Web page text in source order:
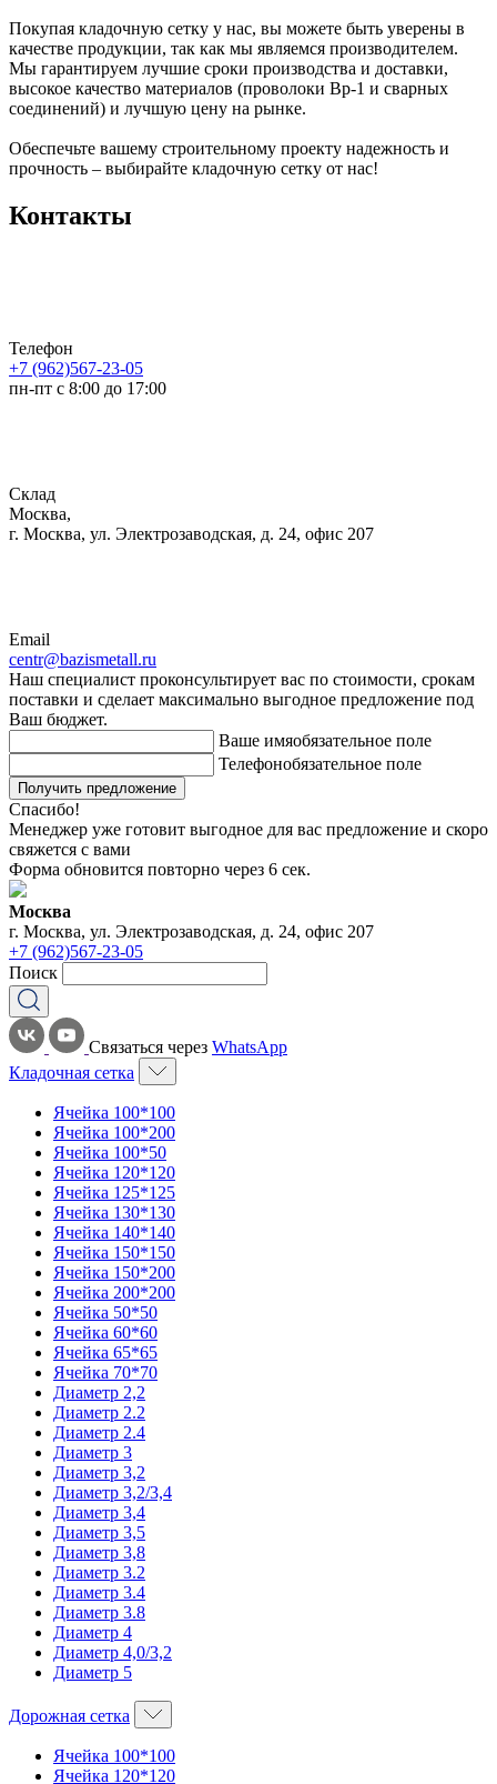
Покупая кладочную сетку у нас, вы можете быть уверены в
качестве продукции, так как мы являемся производителем.
Мы гарантируем лучшие сроки производства и доставки,
высокое качество материалов (проволоки Вр-1 и сварных
соединений) и лучшую цену на рынке.
Обеспечьте вашему строительному проекту надежность и
прочность – выбирайте кладочную сетку от нас!
Контакты
Телефон
+7 (962)567-23-05
пн-пт с 8:00 до 17:00
Склад
Москва,
г. Москва, ул. Электрозаводская, д. 24, офис 207
Email
centr@bazismetall.ru
Наш специалист проконсультирует вас по стоимости, срокам
поставки и сделает максимально выгодное предложение под
Ваш бюджет.
Ваше имяобязательное поле
Телефонобязательное поле
Получить предложение
Спасибо!
Менеджер уже готовит выгодное для вас предложение и скоро
свяжется с вами
Форма обновится повторно через 6 сек.
Москва
г. Москва, ул. Электрозаводская, д. 24, офис 207
+7 (962)567-23-05
Поиск
Связаться через WhatsApp
Кладочная сетка
Ячейка 100*100
Ячейка 100*200
Ячейка 100*50
Ячейка 120*120
Ячейка 125*125
Ячейка 130*130
Ячейка 140*140
Ячейка 150*150
Ячейка 150*200
Ячейка 200*200
Ячейка 50*50
Ячейка 60*60
Ячейка 65*65
Ячейка 70*70
Диаметр 2,2
Диаметр 2.2
Диаметр 2.4
Диаметр 3
Диаметр 3,2
Диаметр 3,2/3,4
Диаметр 3,4
Диаметр 3,5
Диаметр 3,8
Диаметр 3.2
Диаметр 3.4
Диаметр 3.8
Диаметр 4
Диаметр 4,0/3,2
Диаметр 5
Дорожная сетка
Ячейка 100*100
Ячейка 120*120